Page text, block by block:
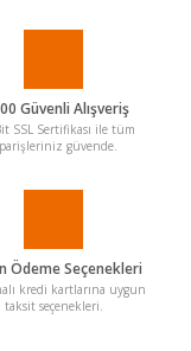
Güvenli Alışveriş
SSL Sertifikası ile tüm
güvende.
Ödeme Seçenekleri
kredi kartlarına uygun
taksit seçenekleri.